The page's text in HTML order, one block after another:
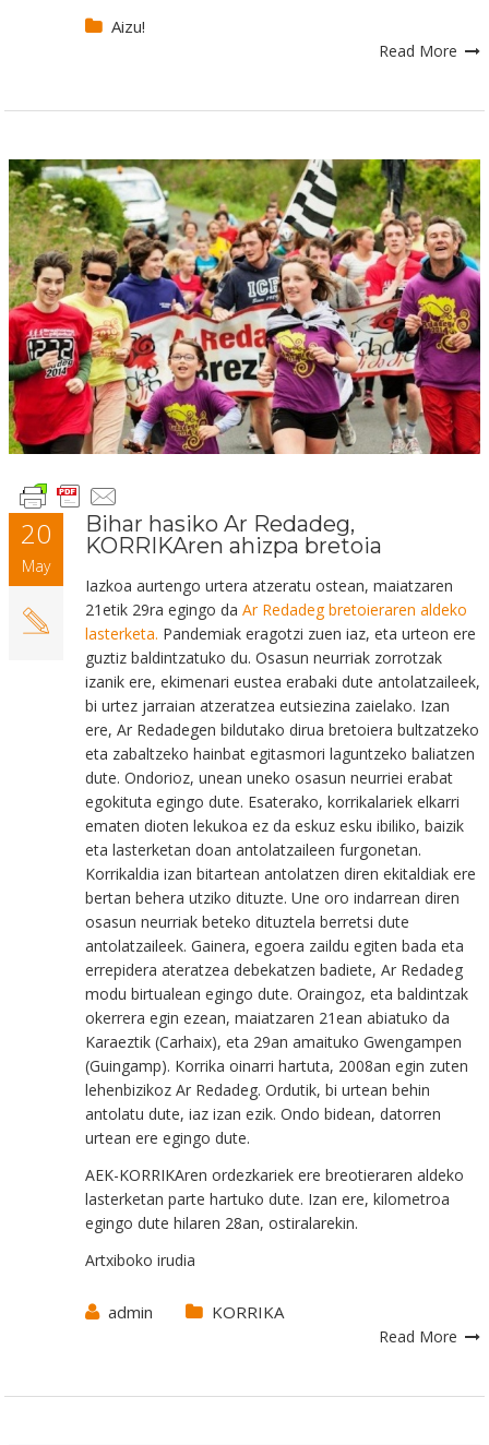
Aizu!
Read More
20
May
Bihar hasiko Ar Redadeg,
KORRIKAren ahizpa bretoia
Iazkoa aurtengo urtera atzeratu ostean, maiatzaren
21etik 29ra egingo da Ar Redadeg bretoieraren aldeko
lasterketa. Pandemiak eragotzi zuen iaz, eta urteon ere
guztiz baldintzatuko du. Osasun neurriak zorrotzak
izanik ere, ekimenari eustea erabaki dute antolatzaileek,
bi urtez jarraian atzeratzea eutsiezina zaielako. Izan
ere, Ar Redadegen bildutako dirua bretoiera bultzatzeko
eta zabaltzeko hainbat egitasmori laguntzeko baliatzen
dute. Ondorioz, unean uneko osasun neurriei erabat
egokituta egingo dute. Esaterako, korrikalariek elkarri
ematen dioten lekukoa ez da eskuz esku ibiliko, baizik
eta lasterketan doan antolatzaileen furgonetan.
Korrikaldia izan bitartean antolatzen diren ekitaldiak ere
bertan behera utziko dituzte. Une oro indarrean diren
osasun neurriak beteko dituztela berretsi dute
antolatzaileek. Gainera, egoera zaildu egiten bada eta
errepidera ateratzea debekatzen badiete, Ar Redadeg
modu birtualean egingo dute. Oraingoz, eta baldintzak
okerrera egin ezean, maiatzaren 21ean abiatuko da
Karaeztik (Carhaix), eta 29an amaituko Gwengampen
(Guingamp). Korrika oinarri hartuta, 2008an egin zuten
lehenbizikoz Ar Redadeg. Ordutik, bi urtean behin
antolatu dute, iaz izan ezik. Ondo bidean, datorren
urtean ere egingo dute.
AEK-KORRIKAren ordezkariek ere breotieraren aldeko
lasterketan parte hartuko dute. Izan ere, kilometroa
egingo dute hilaren 28an, ostiralarekin.
Artxiboko irudia
admin KORRIKA
Read More